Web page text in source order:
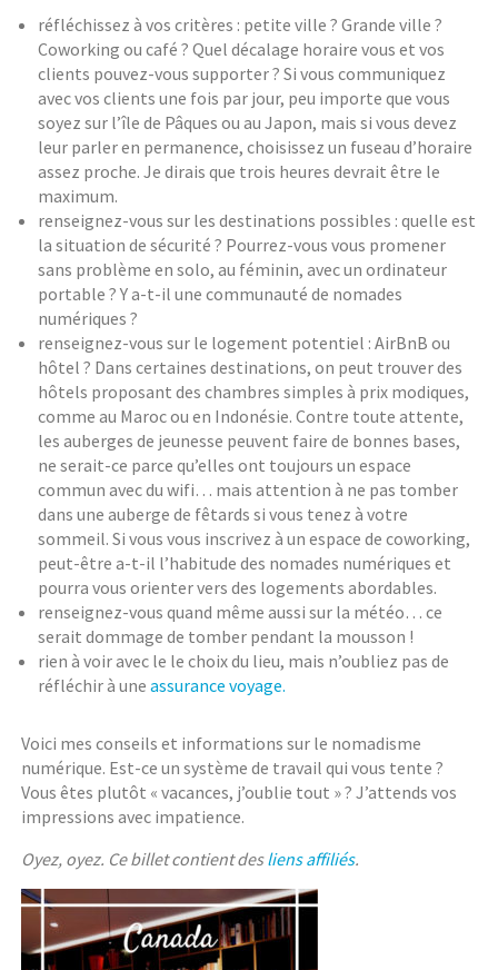
réfléchissez à vos critères : petite ville ? Grande ville ?
Coworking ou café ? Quel décalage horaire vous et vos
clients pouvez-vous supporter ? Si vous communiquez
avec vos clients une fois par jour, peu importe que vous
soyez sur l’île de Pâques ou au Japon, mais si vous devez
leur parler en permanence, choisissez un fuseau d’horaire
assez proche. Je dirais que trois heures devrait être le
maximum.
renseignez-vous sur les destinations possibles : quelle est
la situation de sécurité ? Pourrez-vous vous promener
sans problème en solo, au féminin, avec un ordinateur
portable ? Y a-t-il une communauté de nomades
numériques ?
renseignez-vous sur le logement potentiel : AirBnB ou
hôtel ? Dans certaines destinations, on peut trouver des
hôtels proposant des chambres simples à prix modiques,
comme au Maroc ou en Indonésie. Contre toute attente,
les auberges de jeunesse peuvent faire de bonnes bases,
ne serait-ce parce qu’elles ont toujours un espace
commun avec du wifi… mais attention à ne pas tomber
dans une auberge de fêtards si vous tenez à votre
sommeil. Si vous vous inscrivez à un espace de coworking,
peut-être a-t-il l’habitude des nomades numériques et
pourra vous orienter vers des logements abordables.
renseignez-vous quand même aussi sur la météo… ce
serait dommage de tomber pendant la mousson !
rien à voir avec le le choix du lieu, mais n’oubliez pas de
réfléchir à uneassurance voyage.
Voici mes conseils et informations sur le nomadisme
numérique. Est-ce un système de travail qui vous tente ?
Vous êtes plutôt « vacances, j’oublie tout » ? J’attends vos
impressions avec impatience.
Oyez, oyez. Ce billet contient desliens affiliés.